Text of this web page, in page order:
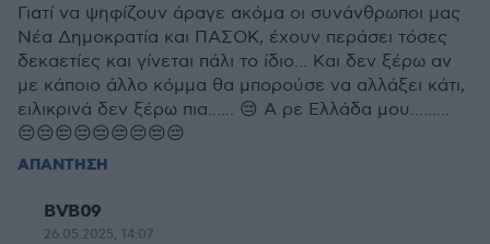
Γιατί να ψηφίζουν άραγε ακόμα οι συνάνθρωποι μας
Νέα Δημοκρατία και ΠΑΣΟΚ, έχουν περάσει τόσες
δεκαετίες και γίνεται πάλι το ίδιο... Και δεν ξέρω αν
με κάποιο άλλο κόμμα θα μπορούσε να αλλάξει κάτι,
ειλικρινά δεν ξέρω πια...... 😔 Α ρε Ελλάδα μου.........
😔😔😔😔😔😔😔😔😔
ΑΠΑΝΤΗΣΗ
BVB09
26.05.2025, 14:07